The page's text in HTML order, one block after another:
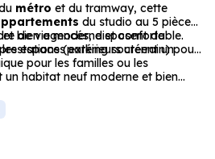
métro et du tramway, cette
du studio au 5 pièces,
de vie moderne et confortable.
espaces extérieurs créent un
bien agencés, disposent de
(parking souterrain) pour
pour les familles ou les
un habitat neuf moderne et bien